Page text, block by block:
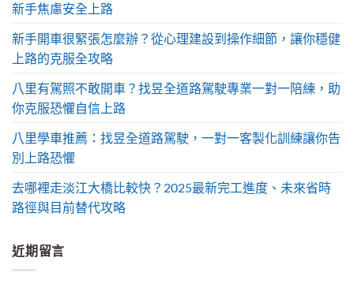
新手焦慮安全上路
新手開車很緊張怎麼辦？從心理建設到操作細節，讓你穩健
上路的克服全攻略
八里有駕照不敢開車？找昱全道路駕駛專業一對一陪練，助
你克服恐懼自信上路
八里學車推薦：找昱全道路駕駛，一對一客製化訓練讓你告
別上路恐懼
去哪裡走淡江大橋比較快？2025最新完工進度、未來省時
路徑與目前替代攻略
近期留言